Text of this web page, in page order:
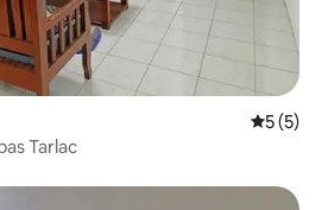
5 de
5 (5)
Tarlac